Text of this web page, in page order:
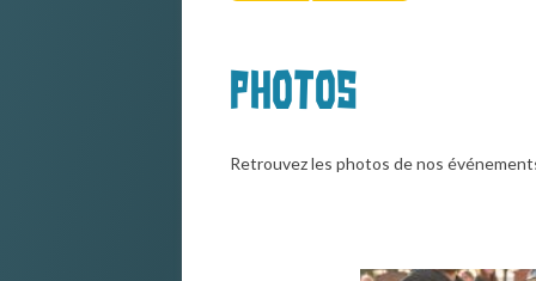
Photos
Retrouvez les photos de nos